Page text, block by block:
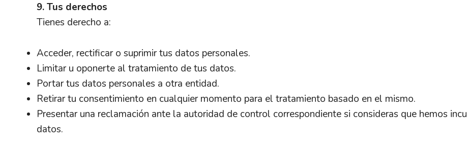
9. Tus derechos
Tienes derecho a:
Acceder, rectificar o suprimir tus datos personales.
Limitar u oponerte al tratamiento de tus datos.
Portar tus datos personales a otra entidad.
Retirar tu consentimiento en cualquier momento para el tratamiento basado en el mismo.
Presentar una reclamación ante la autoridad de control correspondiente si consideras que hemos
datos.